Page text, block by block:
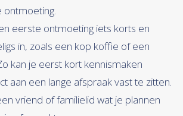
ontmoeting.
eerste ontmoeting iets korts en
in, zoals een kop koffie of een
kan je eerst kort kennismaken
aan een lange afspraak vast te zitten.
vriend of familielid wat je plannen